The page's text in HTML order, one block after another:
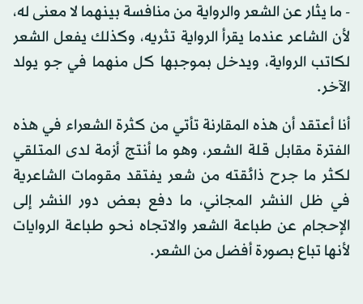
- ما يثار عن الشعر والرواية من منافسة بينهما لا معنى له،
لأن الشاعر عندما يقرأ الرواية تثريه، وكذلك يفعل الشعر
لكاتب الرواية، ويدخل بموجبها كل منهما في جو يولد
الآخر.
أنا أعتقد أن هذه المقارنة تأتي من كثرة الشعراء في هذه
الفترة مقابل قلة الشعر، وهو ما أنتج أزمة لدى المتلقي
لكثر ما جرح ذائقته من شعر يفتقد مقومات الشاعرية
في ظل النشر المجاني، ما دفع بعض دور النشر إلى
الإحجام عن طباعة الشعر والاتجاه نحو طباعة الروايات
لأنها تباع بصورة أفضل من الشعر.